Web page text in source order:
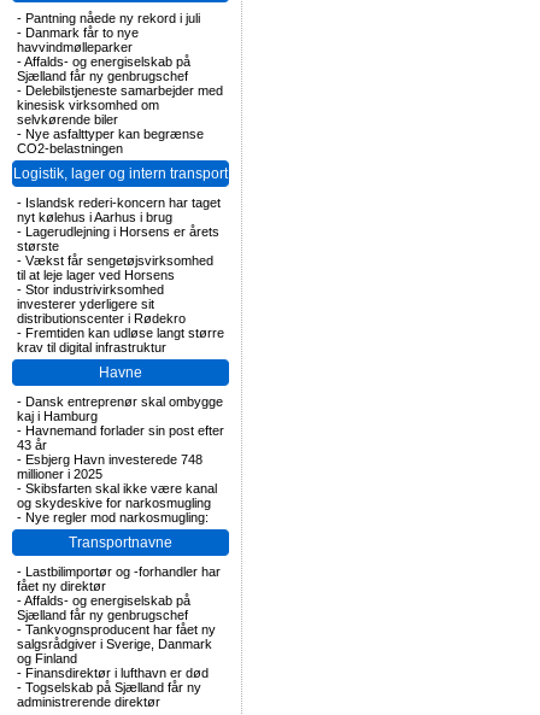
- Pantning nåede ny rekord i juli
- Danmark får to nye
havvindmølleparker
-Affalds- og energiselskab på
Sjælland får ny genbrugschef
- Delebilstjeneste samarbejder med
kinesisk virksomhed om
selvkørende biler
- Nye asfalttyper kan begrænse
CO2-belastningen
Logistik, lager og intern transport
- Islandsk rederi-koncern har taget
nyt kølehus i Aarhus i brug
- Lagerudlejning i Horsens er årets
største
- Vækst får sengetøjsvirksomhed
til at leje lager ved Horsens
- Stor industrivirksomhed
investerer yderligere sit
distributionscenter i Rødekro
- Fremtiden kan udløse langt større
krav til digital infrastruktur
Havne
- Dansk entreprenør skal ombygge
kaj i Hamburg
- Havnemand forlader sin post efter
43 år
- Esbjerg Havn investerede 748
millioner i 2025
- Skibsfarten skal ikke være kanal
og skydeskive for narkosmugling
- Nye regler mod narkosmugling:
Transportnavne
- Lastbilimportør og -forhandler har
fået ny direktør
-Affalds- og energiselskab på
Sjælland får ny genbrugschef
- Tankvognsproducent har fået ny
salgsrådgiver i Sverige, Danmark
og Finland
- Finansdirektør i lufthavn er død
- Togselskab på Sjælland får ny
administrerende direktør